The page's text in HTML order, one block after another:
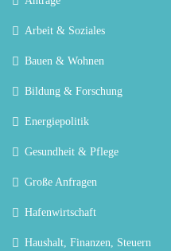
Arbeit & Soziales
Bauen & Wohnen
Bildung & Forschung
Energiepolitik
Gesundheit & Pflege
Große Anfragen
Hafenwirtschaft
Haushalt, Finanzen, Steuern